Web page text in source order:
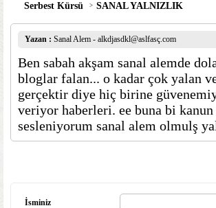
Serbest Kürsü > SANAL YALNIZLIK
Yazan : Sanal Alem - alkdjasdkl@aslfasç.com
Ben sabah akşam sanal alemde
bloglar falan... o kadar çok yalan
gerçektir diye hiç birine
veriyor haberleri. ee buna bi
sesleniyorum sanal alem olmulş
İsminiz